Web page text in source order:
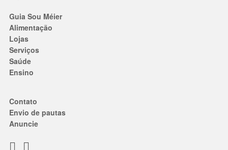
Guia Sou Méier
Alimentação
Lojas
Serviços
Saúde
Ensino
Contato
Envio de pautas
Anuncie